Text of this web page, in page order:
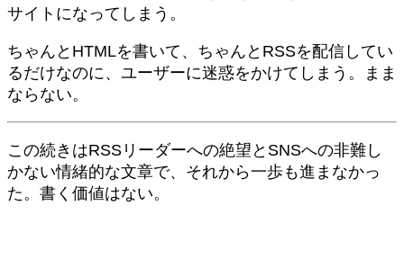
サイトになってしまう。
ちゃんとHTMLを書いて、ちゃんとRSSを配信してい
るだけなのに、ユーザーに迷惑をかけてしまう。まま
ならない。
この続きはRSSリーダーへの絶望とSNSへの非難し
かない情緒的な文章で、それから一歩も進まなかっ
た。書く価値はない。